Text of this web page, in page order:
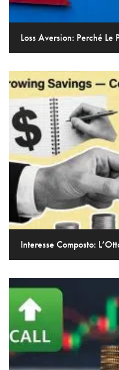
Loss Aversion: Perché
Interesse Composto: